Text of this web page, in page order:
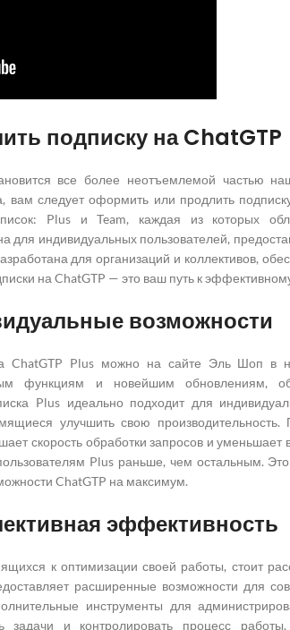
подписку на ChatGTP
все более неотъемлемой частью
вам следует оформить или продлить
Plus и Team, каждая из которых
для индивидуальных пользователей,
для организаций и коллективов,
на ChatGTP — это ваш путь к
возможности
Plus можно на сайте Эль Шоп в
функциям и новейшим обновлениям,
Plus идеально подходит для
улучшить свою производительность.
скорость обработки запросов и
Plus раньше, чем остальным.
ChatGTP на максимум.
эффективность
к оптимизации своей работы, стоит
расширенные возможности для
инструменты для
задачи и контролировать процесс